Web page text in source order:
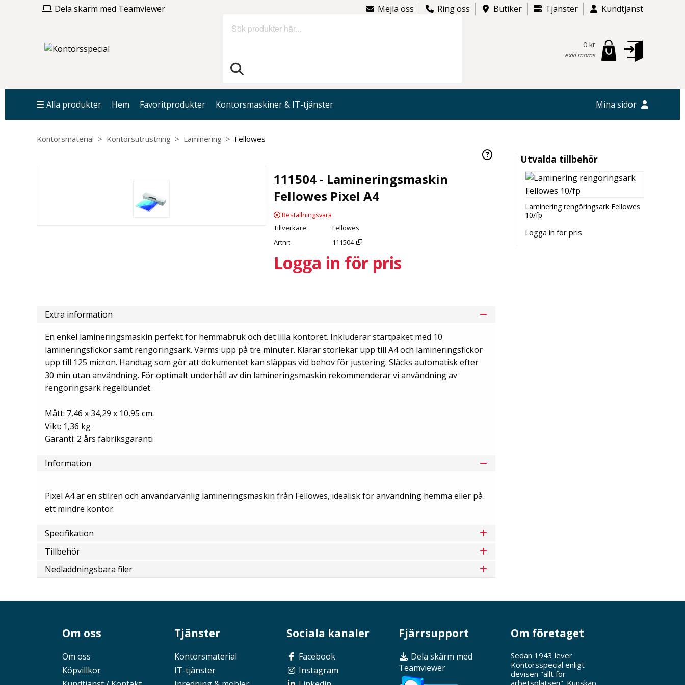
Mejla oss Ring oss Butiker Tjänster Kundtjänst
Dela skärm med Teamviewer
0 kr
exkl moms
Sök
Alla produkter Hem Favoritprodukter Kontorsmaskiner & IT-tjänster Mina sidor
Kontorsmaterial Kontorsutrustning Laminering Fellowes
111504 - Lamineringsmaskin
Fellowes Pixel A4
Beställningsvara
Tillverkare
Fellowes
Artnr
111504
Logga in för pris
Extra information
En enkel lamineringsmaskin perfekt för hemmabruk och det lilla kontoret. Inkluderar startpaket med 10
lamineringsfickor samt rengöringsark. Värms upp på tre minuter. Klarar storlekar upp till A4 och lamineringsfickor
upp till 125 micron. Handtag som gör att dokumentet kan släppas vid behov för justering. Släcks automatisk efter
30 min utan användning. För optimalt underhåll av din lamineringsmaskin rekommenderar vi användning av
rengöringsark regelbundet.
Mått: 7,46 x 34,29 x 10,95 cm.
Vikt: 1,36 kg
Garanti: 2 års fabriksgaranti
Information
Pixel A4 är en stilren och användarvänlig lamineringsmaskin från Fellowes, idealisk för användning hemma eller på
ett mindre kontor.
Specifikation
Tillbehör
Nedladdningsbara filer
Utvalda tillbehör
Laminering rengöringsark Fellowes
10/fp
Logga in för pris
Om oss
Om oss
Köpvillkor
Tjänster
Kontorsmaterial
IT-tjänster
Sociala kanaler
Facebook
Instagram
Fjärrsupport
Dela skärm med
Teamviewer
Om företaget
Sedan 1943 lever
Kontorsspecial enligt
devisen "allt för
arbetsplatsen". Kunskap,